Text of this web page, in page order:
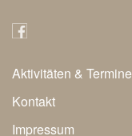
Secondary
Navigation
Aktivitäten & Termine
Kontakt
Impressum